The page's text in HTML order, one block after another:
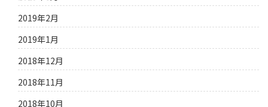
2019年2月
2019年1月
2018年12月
2018年11月
2018年10月